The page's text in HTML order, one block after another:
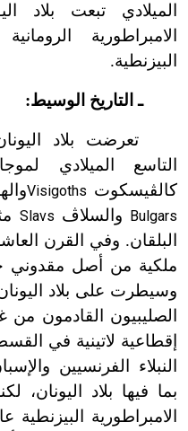
الميلادي تبعت بلاد
الامبراطورية
البيزنطية.
ـ التاريخ الوسيط:
تعرضت بلاد
التاسع الميلادي
كالڤيسكوت Visigoths
Bulgars والسلاڤ Slavs
البلقان. وفي القرن
ملكية من أصل مقدوني
الصليبيون القادمون
إقطاعية لاتينية في
النبلاء الفرنسيين
الامبراطورية